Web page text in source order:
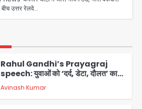
उत्तर रेलवे…
Noida Sector-49: सेक्टर-49 में 18
साल की मेड ने की खुदकुशी, शरीर पर नहीं मिली
Rahul Gandhi’s Prayagraj
speech: युवाओं को ‘दर्द, डेटा, दौलत’ का
संदेश, बीजेपी का वार
Avinash Kumar